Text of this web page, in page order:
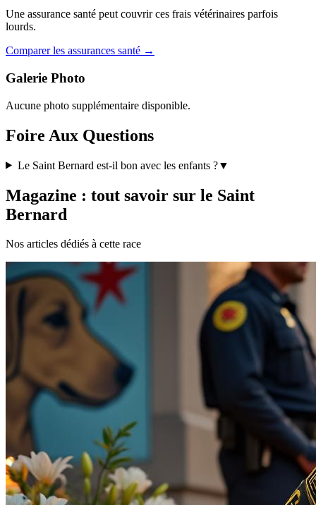
Une assurance santé peut couvrir ces frais vétérinaires parfois
lourds.
Comparer les assurances santé →
Galerie Photo
Aucune photo supplémentaire disponible.
Foire Aux Questions
Le Saint Bernard est-il bon avec les enfants ?▼
Magazine : tout savoir sur le Saint
Bernard
Nos articles dédiés à cette race